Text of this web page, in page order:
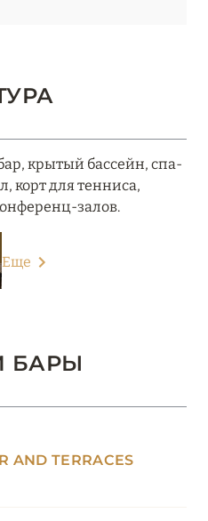
крытый бассейн, спа-
корт для тенниса,
залов.
Еще
БАРЫ
AND TERRACES